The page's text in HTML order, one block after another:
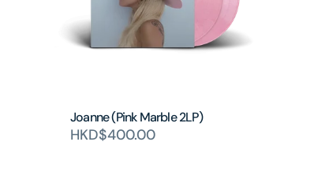
Joanne (Pink Marble 2LP)
HKD$400.00